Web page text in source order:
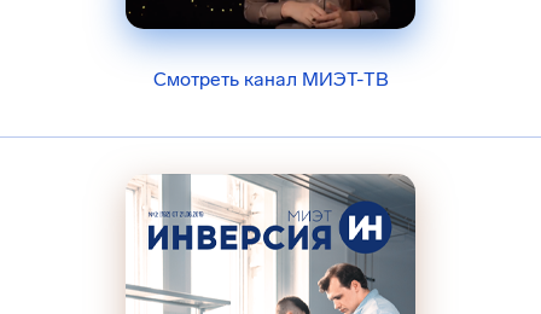
Смотреть канал МИЭТ-ТВ